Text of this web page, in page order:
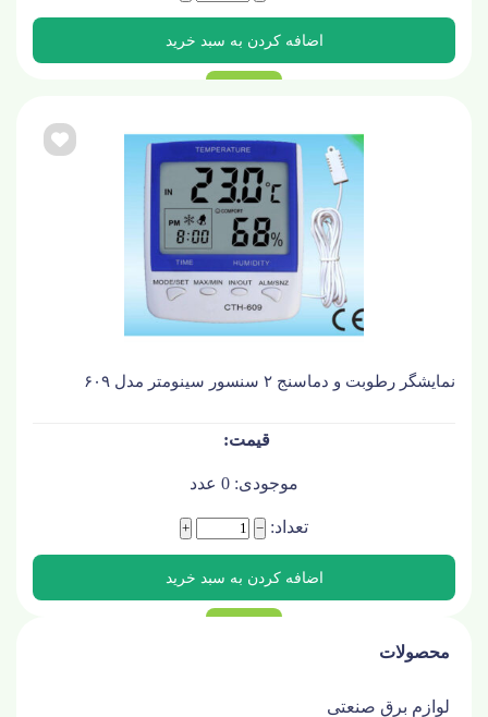
محصولات
لوازم برق صنعتی
نمایشگر رطوبت و دماسنج ۲ سنسور سینومتر مدل ۶۰۹
موجودی: 0 عدد
تعداد: −
+